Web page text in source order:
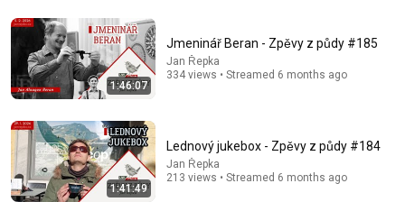
O ÁLBUM PERDIDO: Top 10 Fados de Ouro (Lisboa
Anos 50) – Relíquias da Saudade
Alma do Fado • 338K views
1:46:07
Jmeninář Beran - Zpěvy z půdy #185
Jan Řepka
334 views • Streamed 6 months ago
1:41:49
Lednový jukebox - Zpěvy z půdy #184
Jan Řepka
213 views • Streamed 6 months ago